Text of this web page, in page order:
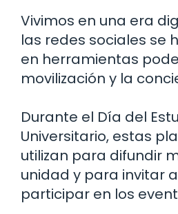
Vivimos en una era
las redes sociales se
en herramientas
movilización y la
Durante el Día del
Universitario, estas
utilizan para difundir
unidad y para invitar
participar en los